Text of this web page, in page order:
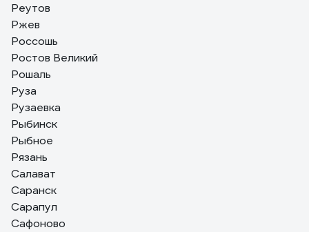
Реутов
Ржев
Россошь
Ростов Великий
Рошаль
Руза
Рузаевка
Рыбинск
Рыбное
Рязань
Салават
Саранск
Сарапул
Сафоново